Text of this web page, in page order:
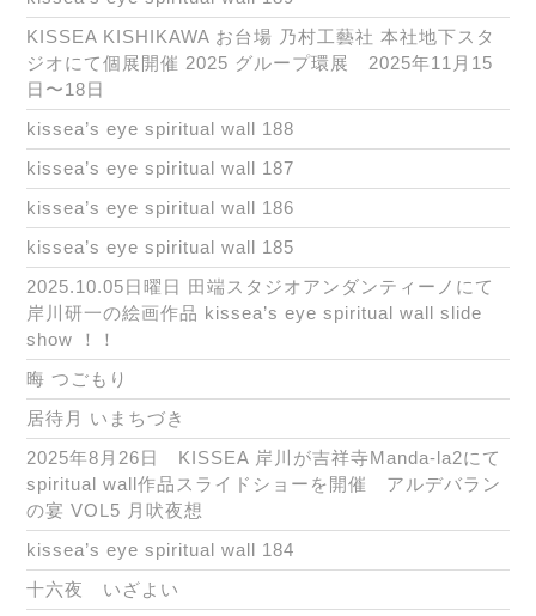
KISSEA KISHIKAWA お台場 乃村工藝社 本社地下スタ
ジオにて個展開催 2025 グループ環展 2025年11月15
日〜18日
kissea’s eye spiritual wall 188
kissea’s eye spiritual wall 187
kissea’s eye spiritual wall 186
kissea’s eye spiritual wall 185
2025.10.05日曜日 田端スタジオアンダンティーノにて
岸川研一の絵画作品 kissea’s eye spiritual wall slide
show ！！
晦 つごもり
居待月 いまちづき
2025年8月26日 KISSEA 岸川が吉祥寺Manda-la2にて
spiritual wall作品スライドショーを開催 アルデバラン
の宴 VOL5 月吠夜想
kissea’s eye spiritual wall 184
十六夜 いざよい